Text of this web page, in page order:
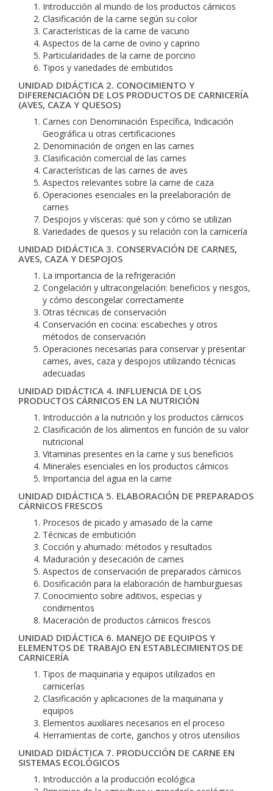
Introducción al mundo de los productos cárnicos
Clasificación de la carne según su color
Características de la carne de vacuno
Aspectos de la carne de ovino y caprino
Particularidades de la carne de porcino
Tipos y variedades de embutidos
UNIDAD DIDÁCTICA 2. CONOCIMIENTO Y
DIFERENCIACIÓN DE LOS PRODUCTOS DE CARNICERÍA
(AVES, CAZA Y QUESOS)
Carnes con Denominación Específica, Indicación
Geográfica u otras certificaciones
Denominación de origen en las carnes
Clasificación comercial de las carnes
Características de las carnes de aves
Aspectos relevantes sobre la carne de caza
Operaciones esenciales en la preelaboración de
carnes
Despojos y vísceras: qué son y cómo se utilizan
Variedades de quesos y su relación con la carnicería
UNIDAD DIDÁCTICA 3. CONSERVACIÓN DE CARNES,
AVES, CAZA Y DESPOJOS
La importancia de la refrigeración
Congelación y ultracongelación: beneficios y riesgos,
y cómo descongelar correctamente
Otras técnicas de conservación
Conservación en cocina: escabeches y otros
métodos de conservación
Operaciones necesarias para conservar y presentar
carnes, aves, caza y despojos utilizando técnicas
adecuadas
UNIDAD DIDÁCTICA 4. INFLUENCIA DE LOS
PRODUCTOS CÁRNICOS EN LA NUTRICIÓN
Introducción a la nutrición y los productos cárnicos
Clasificación de los alimentos en función de su valor
nutricional
Vitaminas presentes en la carne y sus beneficios
Minerales esenciales en los productos cárnicos
Importancia del agua en la carne
UNIDAD DIDÁCTICA 5. ELABORACIÓN DE PREPARADOS
CÁRNICOS FRESCOS
Procesos de picado y amasado de la carne
Técnicas de embutición
Cocción y ahumado: métodos y resultados
Maduración y desecación de carnes
Aspectos de conservación de preparados cárnicos
Dosificación para la elaboración de hamburguesas
Conocimiento sobre aditivos, especias y
condimentos
Maceración de productos cárnicos frescos
UNIDAD DIDÁCTICA 6. MANEJO DE EQUIPOS Y
ELEMENTOS DE TRABAJO EN ESTABLECIMIENTOS DE
CARNICERÍA
Tipos de maquinaria y equipos utilizados en
carnicerías
Clasificación y aplicaciones de la maquinaria y
equipos
Elementos auxiliares necesarios en el proceso
Herramientas de corte, ganchos y otros utensilios
UNIDAD DIDÁCTICA 7. PRODUCCIÓN DE CARNE EN
SISTEMAS ECOLÓGICOS
Introducción a la producción ecológica